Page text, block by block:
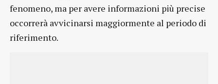
fenomeno, ma per avere informazioni più precise
occorrerà avvicinarsi maggiormente al periodo di
riferimento.